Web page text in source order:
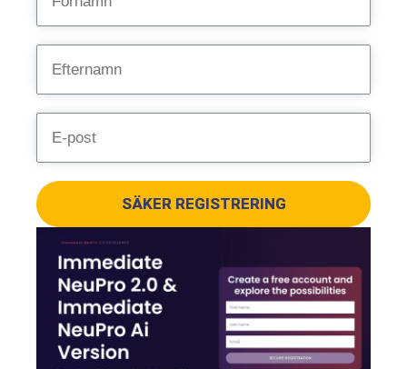
SÄKER REGISTRERING